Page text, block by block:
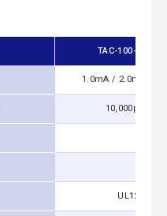
TAC-100-103
1.0mA / 2.0mA max
10,000pF
UL1283,